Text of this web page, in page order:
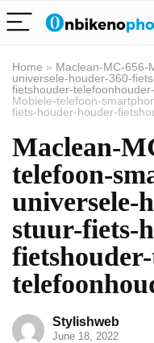
Home » Maclean-MC-656-
universele-houder-360-
fietshouder-
Mobiele-telefoon-
fiets-houder-houder-
Maclean-
telefoon-
universele-
stuur-fiets-
Stylishweb
June 18, 2022